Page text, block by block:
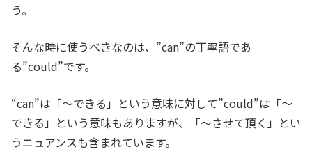
う。
そんな時に使うべきなのは、”can”の丁寧語であ
る”could”です。
“can”は「～できる」という意味に対して”could”は「～
できる」という意味もありますが、「～させて頂く」とい
うニュアンスも含まれています。